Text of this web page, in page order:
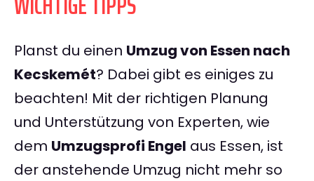
Planst du einen Umzug von Essen nach
Kecskemét? Dabei gibt es einiges zu
beachten! Mit der richtigen Planung
und Unterstützung von Experten, wie
dem Umzugsprofi Engel aus Essen, ist
der anstehende Umzug nicht mehr so